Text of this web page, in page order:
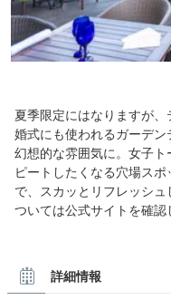
夏季限定にはなりますが
婚式にも使われるガーデ
幻想的な雰囲気に。女子
ピートしたくなる穴場ス
で、スカッとリフレッシ
ついては公式サイトを確認
詳細情報